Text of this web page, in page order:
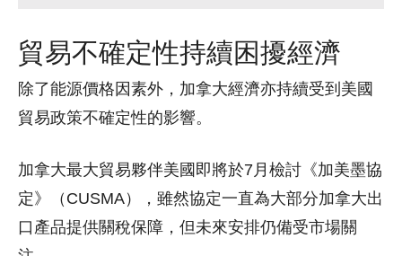
貿易不確定性持續困擾經濟
除了能源價格因素外，加拿大經濟亦持續受到美國
貿易政策不確定性的影響。
加拿大最大貿易夥伴美國即將於7月檢討《加美墨協
定》（ CUSMA），雖然協定一直為大部分加拿大出
口產品提供關稅保障，但未來安排仍備受市場關